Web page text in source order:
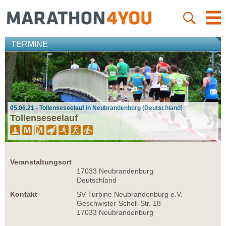
TERMINE
05.06.21 - Tollenseseelauf in Neubrandenburg (Deutschland)
Tollenseseelauf
Veranstaltungsort
17033 Neubrandenburg
Deutschland
Kontakt
SV Turbine Neubrandenburg e.V.
Geschwister-Scholl-Str. 18
17033 Neubrandenburg